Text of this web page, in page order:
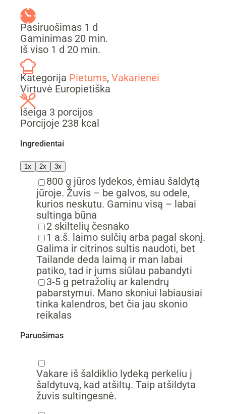
Pasiruošimas 1 day
d
Gaminimas 20 min.
min.
Iš viso 1 day
d 20 min.
min.
Kategorija Pietums, Vakarienei
Virtuvė Europietiška
Išeiga 3 porcijos
Porcijoje 238 kcal
Ingredientai
1x 2x 3x
▢
800 g jūros lydekos, ėmiau šaldytą
jūroje. Žuvis – be galvos, su odele,
kurios neskutu. Gaminu visą – labai
sultinga būna
▢
2 skiltelių česnako
▢
1 a.š. laimo sulčių arba pagal skonį.
Galima ir citrinos sultis naudoti, bet
Tailande deda laimą ir man labai
patiko, tad ir jums siūlau pabandyti
▢
3-5 g petražolių ar kalendrų
pabarstymui. Mano skoniui labiausiai
tinka kalendros, bet čia jau skonio
reikalas
Paruošimas
Vakare iš šaldiklio lydeką perkeliu į
šaldytuvą, kad atšiltų. Taip atšildyta
žuvis sultingesnė.